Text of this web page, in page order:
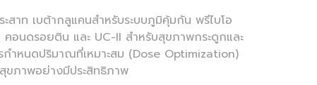
ท เบต้ากลูแคนสำหรับระบบภูมิคุ้มกัน พรีไบโอ
คอนดรอยติน และ UC-II สำหรับสุขภาพกระดูกและ
ำหนดปริมาณที่เหมาะสม (Dose Optimization)
ขภาพอย่างมีประสิทธิภาพ